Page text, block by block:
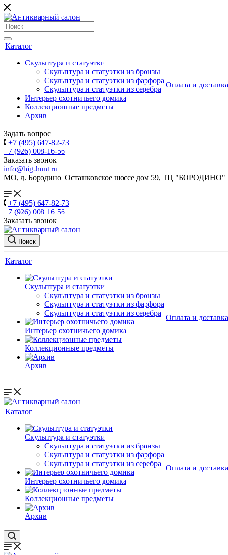
Каталог
Скульптура и статуэтки
Скульптура и статуэтки из бронзы
Скульптура и статуэтки из фарфора
Скульптура и статуэтки из серебра
Интерьер охотничьего домика
Коллекционные предметы
Архив
Оплата и доставка
Задать вопрос
+7 (495) 647-82-73
+7 (926) 008-16-56
Заказать звонок
info@big-hunt.ru
МО, д. Бородино, Осташковское шоссе дом 59, ТЦ "БОРОДИНО"
+7 (495) 647-82-73
+7 (926) 008-16-56
Заказать звонок
Поиск
Каталог
Скульптура и статуэтки
Скульптура и статуэтки из бронзы
Скульптура и статуэтки из фарфора
Скульптура и статуэтки из серебра
Интерьер охотничьего домика
Коллекционные предметы
Архив
Оплата и доставка
Каталог
Скульптура и статуэтки
Скульптура и статуэтки из бронзы
Скульптура и статуэтки из фарфора
Скульптура и статуэтки из серебра
Интерьер охотничьего домика
Коллекционные предметы
Архив
Оплата и доставка